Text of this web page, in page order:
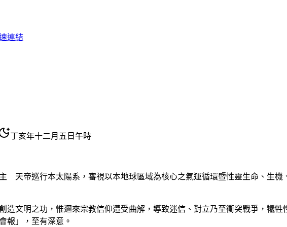
連結
丁亥年十二月五日午時
帝巡行本太陽系，審視以本地球區域為核心之氣運循環暨性靈生命、生機
文明之功，惟邇來宗教信仰遭受曲解，導致迷信、對立乃至衝突戰爭，犧牲
報」，至有深意。